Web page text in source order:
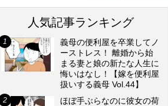
人気記事ランキング
義母の便利屋を卒業してノ
ーストレス！ 離婚から始
まる妻と娘の新たな人生に
悔いはなし！【嫁を便利屋
扱いする義母 Vol.44】
ほぼ手ぶらなのに彼女の荷